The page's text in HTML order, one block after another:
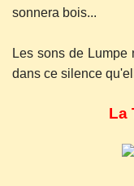
sonnera bois...
Les sons de
dans ce silence
La